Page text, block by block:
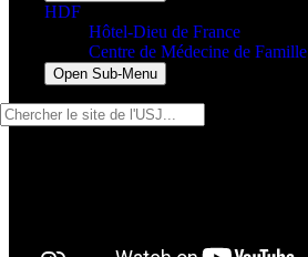
HDF
Hôtel-Dieu de France
Centre de Médecine de Famille
Open Sub-Menu